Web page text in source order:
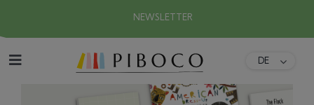
DE
NEWSLETTER